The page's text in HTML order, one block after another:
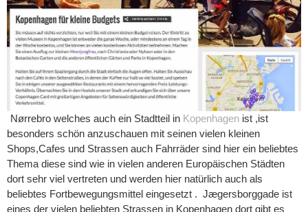
Nørrebro welches auch ein Stadtteil in Kopenhagen ist ,ist
besonders schön anzuschauen mit seinen vielen kleinen
Shops,Cafes und Strassen auch Fahrräder sind hier ein beliebtes
Thema diese sind wie in vielen anderen Europäischen Städten
dort sehr viel vertreten und werden hier natürlich auch als
beliebtes Fortbewegungsmittel eingesetzt . Jægersborggade ist
eines der vielen beliebten Strassen in Kopenhagen dort gibt es